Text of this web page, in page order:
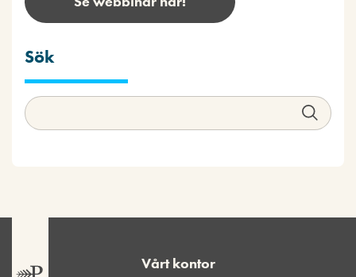
Sök
Vårt kontor